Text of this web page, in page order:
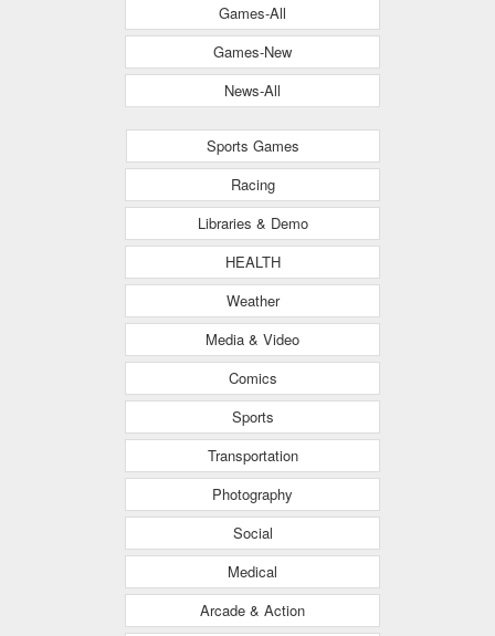
Games-All
Games-New
News-All
Sports Games
Racing
Libraries & Demo
HEALTH
Weather
Media & Video
Comics
Sports
Transportation
Photography
Social
Medical
Arcade & Action